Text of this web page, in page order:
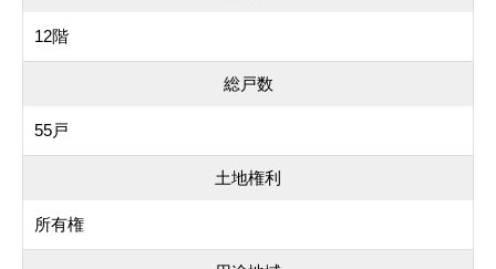
12階
総戸数
55戸
土地権利
所有権